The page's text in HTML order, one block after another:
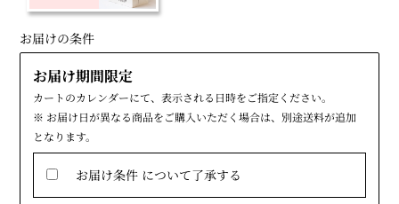
お届けの条件
お届け期間限定
カートのカレンダーにて、表示される日時をご指定ください。
※ お届け日が異なる商品をご購入いただく場合は、別途送料が追加
となります。
お届け条件 について了承する